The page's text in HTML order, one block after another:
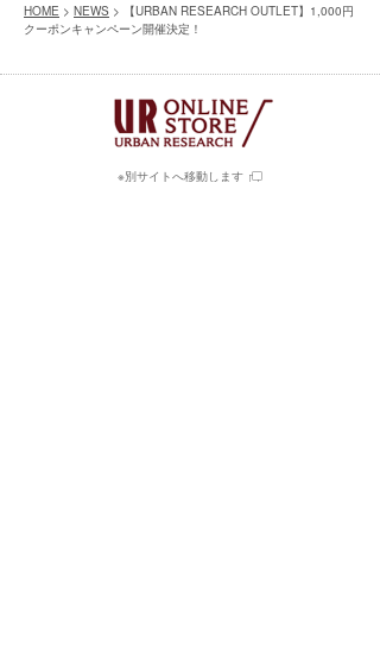
HOME > NEWS > 【URBAN RESEARCH OUTLET】1,000円
クーポンキャンペーン開催決定！
※別サイトへ移動します